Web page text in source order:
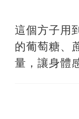
這個方子用
的葡萄糖、
量，讓身體